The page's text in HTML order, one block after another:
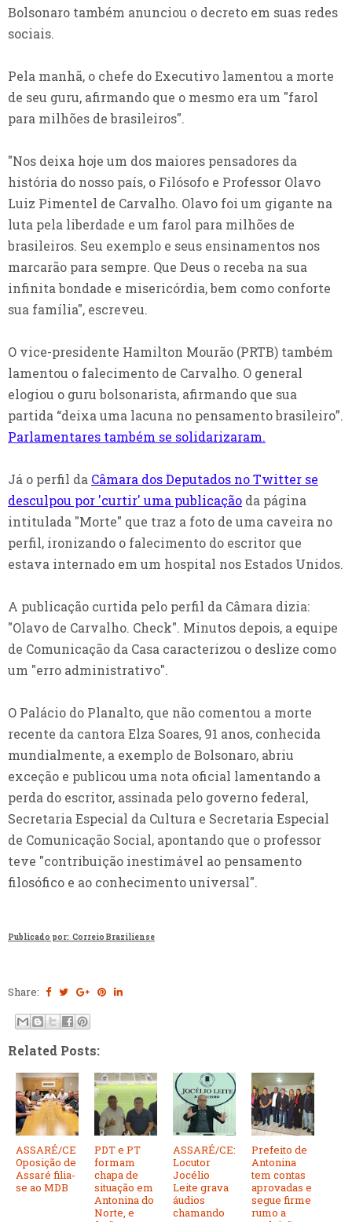
Bolsonaro também anunciou o decreto em suas redes
sociais.
Pela manhã, o chefe do Executivo lamentou a morte
de seu guru, afirmando que o mesmo era um "farol
para milhões de brasileiros".
"Nos deixa hoje um dos maiores pensadores da
história do nosso país, o Filósofo e Professor Olavo
Luiz Pimentel de Carvalho. Olavo foi um gigante na
luta pela liberdade e um farol para milhões de
brasileiros. Seu exemplo e seus ensinamentos nos
marcarão para sempre. Que Deus o receba na sua
infinita bondade e misericórdia, bem como conforte
sua família", escreveu.
O vice-presidente Hamilton Mourão (PRTB) também
lamentou o falecimento de Carvalho. O general
elogiou o guru bolsonarista, afirmando que sua
partida “deixa uma lacuna no pensamento brasileiro”.
Parlamentares também se solidarizaram.
Já o perfil da Câmara dos Deputados no Twitter se
desculpou por 'curtir' uma publicação da página
intitulada "Morte" que traz a foto de uma caveira no
perfil, ironizando o falecimento do escritor que
estava internado em um hospital nos Estados Unidos.
A publicação curtida pelo perfil da Câmara dizia:
"Olavo de Carvalho. Check". Minutos depois, a equipe
de Comunicação da Casa caracterizou o deslize como
um "erro administrativo".
O Palácio do Planalto, que não comentou a morte
recente da cantora Elza Soares, 91 anos, conhecida
mundialmente, a exemplo de Bolsonaro, abriu
exceção e publicou uma nota oficial lamentando a
perda do escritor, assinada pelo governo federal,
Secretaria Especial da Cultura e Secretaria Especial
de Comunicação Social, apontando que o professor
teve "contribuição inestimável ao pensamento
filosófico e ao conhecimento universal".
Publicado por: Correio Braziliense
Share:
Related Posts:
ASSARÉ/CE
Oposição de
Assaré filia-
se ao MDB
PDT e PT
formam
chapa de
situação em
Antonina do
Norte, e
ASSARÉ/CE:
Locutor
Jocélio
Leite grava
áudios
chamando
Prefeito de
Antonina
tem contas
aprovadas e
segue firme
rumo a